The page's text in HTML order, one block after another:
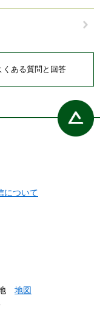
くある質問と回答
について
地図